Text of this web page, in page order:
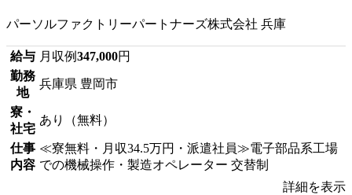
パーソルファクトリーパートナーズ株式会社 兵庫
給与 月収例347,000円
勤務
地
兵庫県 豊岡市
寮・
社宅
あり（無料）
仕事
内容
≪寮無料・月収34.5万円・派遣社員≫電子部品系工場
での機械操作・製造オペレーター 交替制
詳細を表示